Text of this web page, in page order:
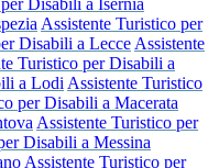
Disabili a Isernia
Assistente Turistico per
Disabili a Lecce Assistente
Turistico per Disabili a
a Lodi Assistente Turistico
per Disabili a Macerata
Assistente Turistico per
Disabili a Messina
Assistente Turistico per